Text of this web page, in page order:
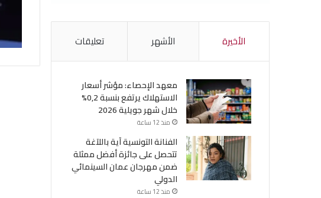
الأخيرة الأشهر تعليقات
معهد الإحصاء: مؤشر أسعار
الاستهلاك يرتفع بنسبة 0,2%
خلال شهر جويلية 2026
منذ 12 ساعة
الفنانة التونسية آية باللآغة
تتحصل على جائزة أفضل ممثلة
ضمن مهرجان عمان السينمائي
الدولي
منذ 12 ساعة